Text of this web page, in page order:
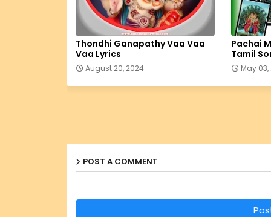
Thondhi Ganapathy Vaa Vaa
Vaa Lyrics
August 20, 2024
Pachai
Tamil
May 03,
POST A COMMENT